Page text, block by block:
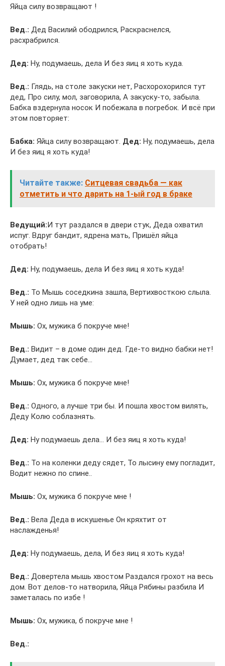
Яйца силу возвращают !
Вед.: Дед Василий ободрился, Раскраснелся,
расхрабрился.
Дед: Ну, подумаешь, дела И без яиц я хоть куда.
Вед.: Глядь, на столе закуски нет, Расхорохорился тут
дед, Про силу, мол, заговорила, А закуску-то, забыла.
Бабка вздернула носок И побежала в погребок. И всё при
этом повторяет:
Бабка: Яйца силу возвращают. Дед: Ну, подумаешь, дела
И без яиц я хоть куда!
Читайте также: Ситцевая свадьба — как
отметить и что дарить на 1-ый год в браке
Ведущий:И тут раздался в двери стук, Деда охватил
испуг. Вдруг бандит, ядрена мать, Пришёл яйца
отобрать!
Дед: Ну, подумаешь, дела И без яиц я хоть куда!
Вед.: То Мышь соседкина зашла, Вертихвосткою слыла.
У ней одно лишь на уме:
Мышь: Ох, мужика б покруче мне!
Вед.: Видит – в доме один дед. Где-то видно бабки нет!
Думает, дед так себе…
Мышь: Ох, мужика б покруче мне!
Вед.: Одного, а лучше три бы. И пошла хвостом вилять,
Деду Колю соблазнять.
Дед: Ну подумаешь дела… И без яиц я хоть куда!
Вед.: То на коленки деду сядет, То лысину ему погладит,
Водит нежно по спине..
Мышь: Ох, мужика б покруче мне !
Вед.: Вела Деда в искушенье Он кряхтит от
наслажденья!
Дед: Ну подумаешь, дела, И без яиц я хоть куда!
Вед.: Довертела мышь хвостом Раздался грохот на весь
дом. Вот делов-то натворила, Яйца Рябины разбила И
заметалась по избе !
Мышь: Ох, мужика, б покруче мне !
Вед.: